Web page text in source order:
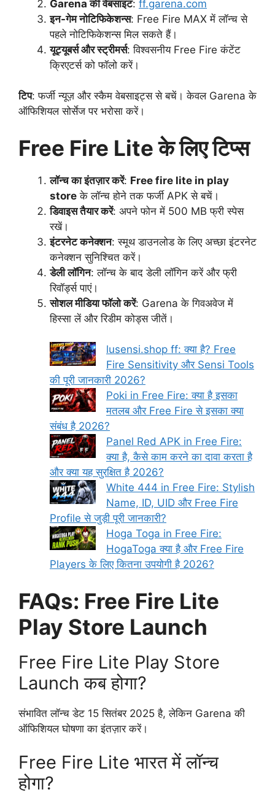
Garena की वेबसाइट: ff.garena.com
इन-गेम नोटिफिकेशन्स: Free Fire MAX में लॉन्च से
पहले नोटिफिकेशन्स मिल सकते हैं।
यूट्यूबर्स और स्ट्रीमर्स: विश्वसनीय Free Fire कंटेंट
क्रिएटर्स को फॉलो करें।
टिप: फर्जी न्यूज़ और स्कैम वेबसाइट्स से बचें। केवल Garena के
ऑफिशियल सोर्सेज पर भरोसा करें।
Free Fire Lite के लिए टिप्स
लॉन्च का इंतज़ार करें: Free fire lite in play
store के लॉन्च होने तक फर्जी APK से बचें।
डिवाइस तैयार करें: अपने फोन में 500 MB फ्री स्पेस
रखें।
इंटरनेट कनेक्शन: स्मूथ डाउनलोड के लिए अच्छा इंटरनेट
कनेक्शन सुनिश्चित करें।
डेली लॉगिन: लॉन्च के बाद डेली लॉगिन करें और फ्री
रिवॉर्ड्स पाएं।
सोशल मीडिया फॉलो करें: Garena के गिवअवेज में
हिस्सा लें और रिडीम कोड्स जीतें।
lusensi.shop ff: क्या है? Free
Fire Sensitivity और Sensi Tools
की पूरी जानकारी 2026?
Poki in Free Fire: क्या है इसका
मतलब और Free Fire से इसका क्या
संबंध है 2026?
Panel Red APK in Free Fire:
क्या है, कैसे काम करने का दावा करता है
और क्या यह सुरक्षित है 2026?
White 444 in Free Fire: Stylish
Name, ID, UID और Free Fire
Profile से जुड़ी पूरी जानकारी?
Hoga Toga in Free Fire:
HogaToga क्या है और Free Fire
Players के लिए कितना उपयोगी है 2026?
FAQs: Free Fire Lite
Play Store Launch
Free Fire Lite Play Store
Launch कब होगा?
संभावित लॉन्च डेट 15 सितंबर 2025 है, लेकिन Garena की
ऑफिशियल घोषणा का इंतज़ार करें।
Free Fire Lite भारत में लॉन्च
होगा?